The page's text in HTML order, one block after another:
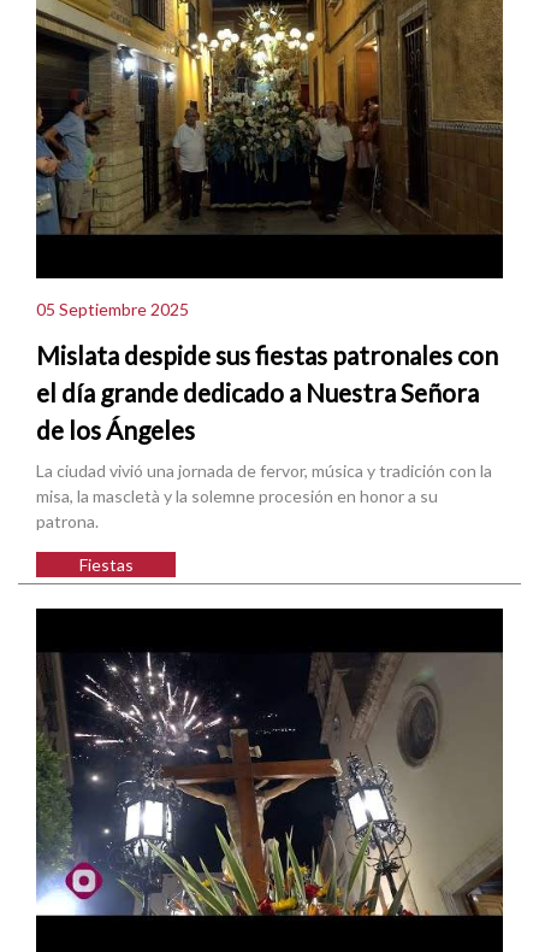
05 Septiembre 2025
Mislata despide sus fiestas patronales con
el día grande dedicado a Nuestra Señora
de los Ángeles
La ciudad vivió una jornada de fervor, música y tradición con la
misa, la mascletà y la solemne procesión en honor a su
patrona.
Fiestas